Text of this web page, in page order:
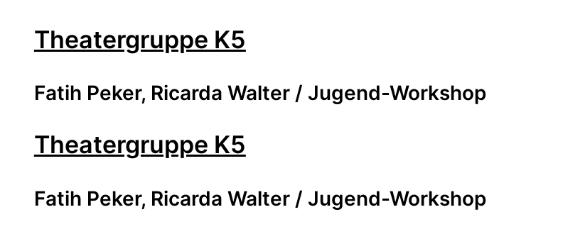
Theatergruppe K5
Fatih Peker, Ricarda Walter / Jugend-Workshop
Theatergruppe K5
Fatih Peker, Ricarda Walter / Jugend-Workshop